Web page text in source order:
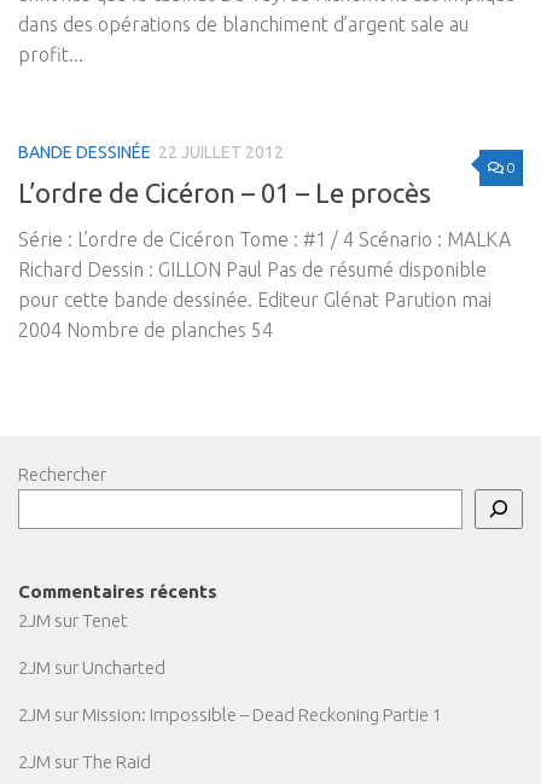
dans des opérations de blanchiment d’argent sale au
profit...
0
BANDE DESSINÉE 22 JUILLET 2012
L’ordre de Cicéron – 01 – Le procès
Série : L’ordre de Cicéron Tome : #1 / 4 Scénario : MALKA
Richard Dessin : GILLON Paul Pas de résumé disponible
pour cette bande dessinée. Editeur Glénat Parution mai
2004 Nombre de planches 54
Rechercher
Commentaires récents
2JM surTenet
2JM sur Uncharted
2JM sur Mission: Impossible – Dead Reckoning Partie 1
2JM surThe Raid